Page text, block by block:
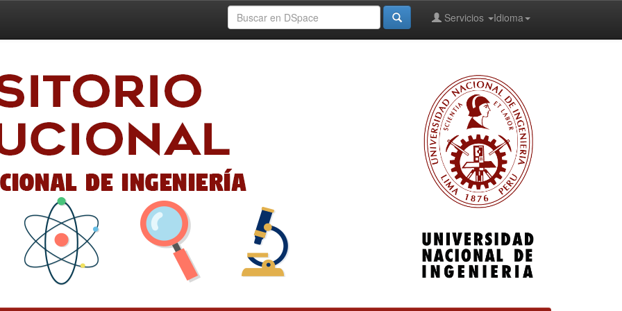
Idioma
Servicios